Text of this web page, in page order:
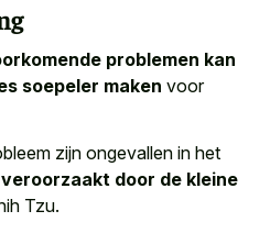
problemen kan
soepeler maken voor
zijn ongevallen in het
door de kleine
Tzu.